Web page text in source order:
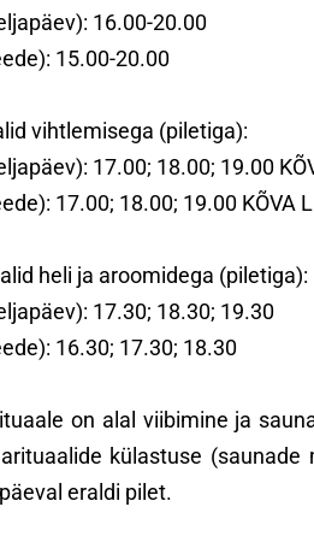
16.00-20.00
15.00-20.00
vihtlemisega (piletiga):
17.00; 18.00; 19.00
17.00; 18.00; 19.00 KÕVA
heli ja aroomidega (piletiga):
17.30; 18.30; 19.30
16.30; 17.30; 18.30
on alal viibimine ja
külastuse
eraldi pilet.